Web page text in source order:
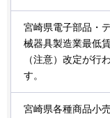
宮崎県電子部品・
械器具製造業最低
（注意）改定が行
す。
宮崎県各種商品小